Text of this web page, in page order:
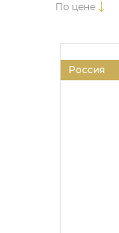
По цене
Россия